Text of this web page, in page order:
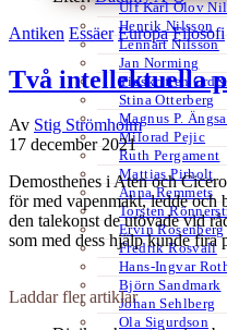
Ulf Karl Olov
Henrik Nilsson
Lennart Nilsson
Jan Norming
Tidskriften
Stina Otterberg
Magnus P.
Milorad Pejic
Ruth Pergament
Mattias Pirholt
Anna Remmets
Torsten
Ervin Rosenberg
Fredrik Rosvall
Hans-Ingvar
Björn Sandmark
Johan Sehlberg
Ola Sigurdson
Antiken Essäer Europa Filosofi
Två intellektuella
Av Stig Strömholm
17 december 2021
Demosthenes i Aten och
för med vapenmakt, ledde och
den talekonst de utövade vid
som med dess hjälp kunde
Laddar fler artiklar